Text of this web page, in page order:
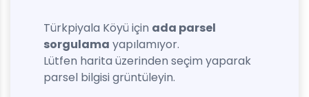
Türkpiyala Köyü için ada parsel
sorgulama yapılamıyor.
Lütfen harita üzerinden seçim yaparak
parsel bilgisi grüntüleyin.